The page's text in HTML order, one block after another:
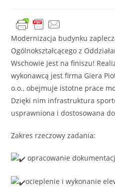
Modernizacja budynku
Ogólnokształcącego z
Wschowie jest na finiszu!
wykonawcą jest firma Giera
o.o., obejmuje istotne prace
Dzięki nim infrastruktura
usprawniona i dostosowana
Zakres rzeczowy zadania:
opracowanie
ocieplenie i wykonanie